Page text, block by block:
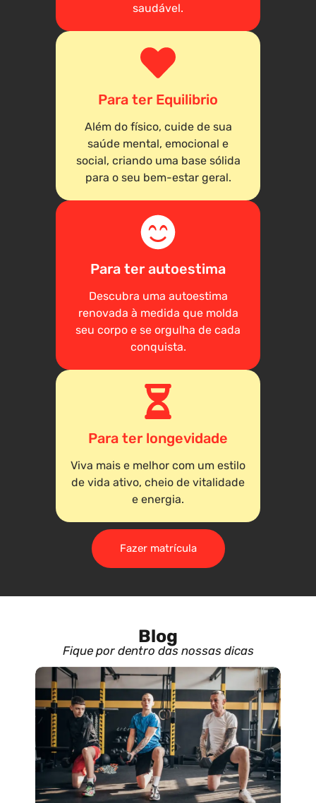
saudável.
Para ter Equilibrio
Além do físico, cuide de sua
saúde mental, emocional e
social, criando uma base sólida
para o seu bem-estar geral.
Para ter autoestima
Descubra uma autoestima
renovada à medida que molda
seu corpo e se orgulha de cada
conquista.
Para ter longevidade
Viva mais e melhor com um estilo
de vida ativo, cheio de vitalidade
e energia.
Fazer matrícula
Blog
Fique por dentro das nossas dicas